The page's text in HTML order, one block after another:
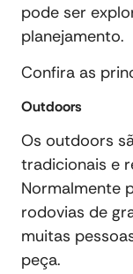
pode ser
planejamento.
Confira as
Outdoors
Os outdoors
tradicionais e
Normalmente
rodovias de
muitas
peça.